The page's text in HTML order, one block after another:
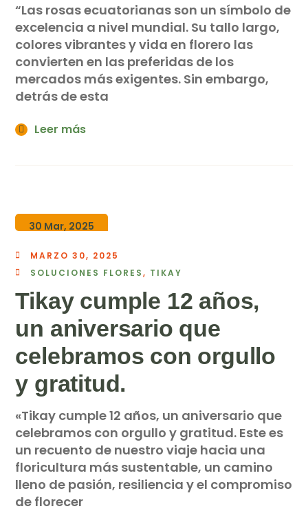
“Las rosas ecuatorianas son un símbolo de
excelencia a nivel mundial. Su tallo largo,
colores vibrantes y vida en florero las
convierten en las preferidas de los
mercados más exigentes. Sin embargo,
detrás de esta
Leer más
30 Mar, 2025
MARZO 30, 2025
SOLUCIONES FLORES, TIKAY
Tikay cumple 12 años,
un aniversario que
celebramos con orgullo
y gratitud.
«Tikay cumple 12 años, un aniversario que
celebramos con orgullo y gratitud. Este es
un recuento de nuestro viaje hacia una
floricultura más sustentable, un camino
lleno de pasión, resiliencia y el compromiso
de florecer